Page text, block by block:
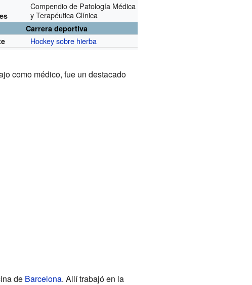
Compendio de Patología Médica
y Terapéutica Clínica
Carrera deportiva
Hockey sobre hierba
como médico, fue un destacado
de Barcelona. Allí trabajó en la